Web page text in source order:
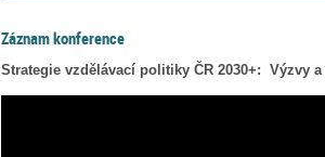
Záznam konference
Strategie vzdělávací politiky ČR 2030+: Výzvy